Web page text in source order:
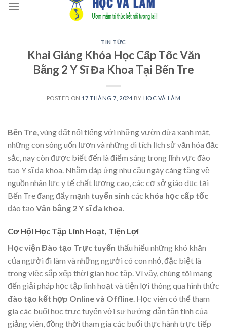
TIN TỨC
Khai Giảng Khóa Học Cấp Tốc Văn
Bằng 2 Y Sĩ Đa Khoa Tại Bến Tre
POSTED ON 17 THÁNG 7, 2024 BY HỌC VÀ LÀM
Bến Tre , vùng đất nổi tiếng với những vườn dừa xanh mát,
những con sông uốn lượn và những di tích lịch sử văn hóa đặc
sắc, nay còn được biết đến là điểm sáng trong lĩnh vực đào
tạo Y sĩ đa khoa. Nhằm đáp ứng nhu cầu ngày càng tăng về
nguồn nhân lực y tế chất lượng cao, các cơ sở giáo dục tại
Bến Tre đang đẩy mạnh tuyển sinh các khóa học cấp tốc
đào tạo Văn bằng 2 Y sĩ đa khoa
Cơ Hội Học Tập Linh Hoạt, Tiện Lợi
Học viện Đào tạo Trực tuyến thấu hiểu những khó khăn
của người đi làm và những người có con nhỏ, đặc biệt là
trong việc sắp xếp thời gian học tập. Vì vậy, chúng tôi mang
đến giải pháp học tập linh hoạt và tiện lợi thông qua hình thức
đào tạo kết hợp Online và Offline. Học viên có thể tham
gia các buổi học trực tuyến với sự hướng dẫn tận tình của
giảng viên, đồng thời tham gia các buổi thực hành trực tiếp